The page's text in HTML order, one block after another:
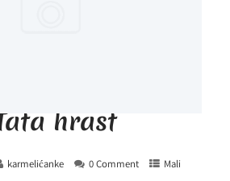
hrast
karmelićanke 0 Comment
Mali